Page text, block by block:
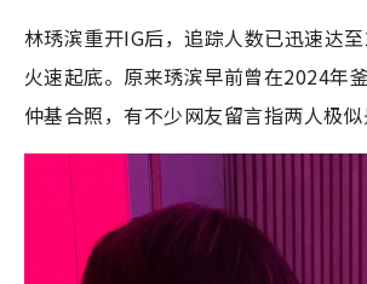
林琇滨重开IG后，追踪人数已迅速达
火速起底。原来琇滨早前曾在2024年
仲基合照，有不少网友留言指两人极似